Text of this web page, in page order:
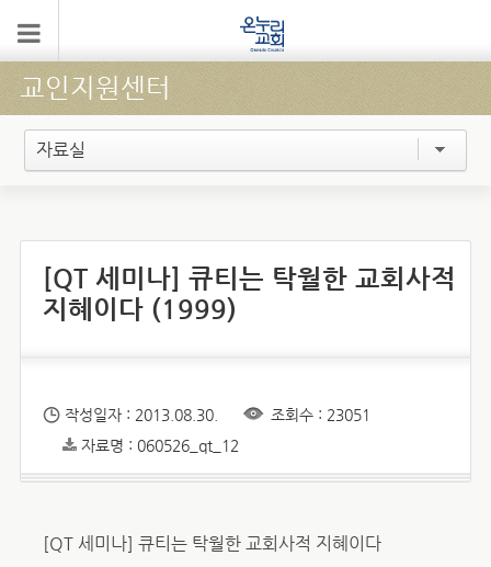
교인지원센터
자료실
[QT 세미나] 큐티는 탁월한 교회사적
지혜이다 (1999)
작성일자 : 2013.08.30.
조회수 : 23051
자료명 : 060526_qt_12
[QT 세미나] 큐티는 탁월한 교회사적 지혜이다